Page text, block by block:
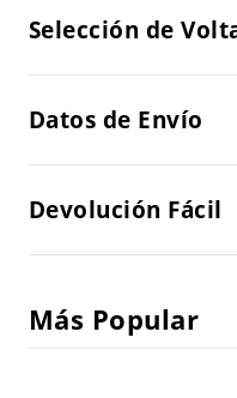
Selección de
Datos de Envío
Devolución Fácil
Más Popular